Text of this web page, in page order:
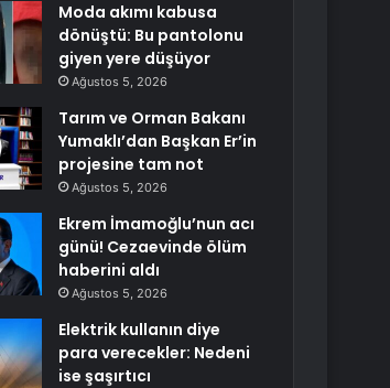
Moda akımı kabusa
dönüştü: Bu pantolonu
giyen yere düşüyor
Ağustos 5, 2026
Tarım ve Orman Bakanı
Yumaklı’dan Başkan Er’in
projesine tam not
Ağustos 5, 2026
Ekrem İmamoğlu’nun acı
günü! Cezaevinde ölüm
haberini aldı
Ağustos 5, 2026
Elektrik kullanın diye
para verecekler: Nedeni
ise şaşırtıcı